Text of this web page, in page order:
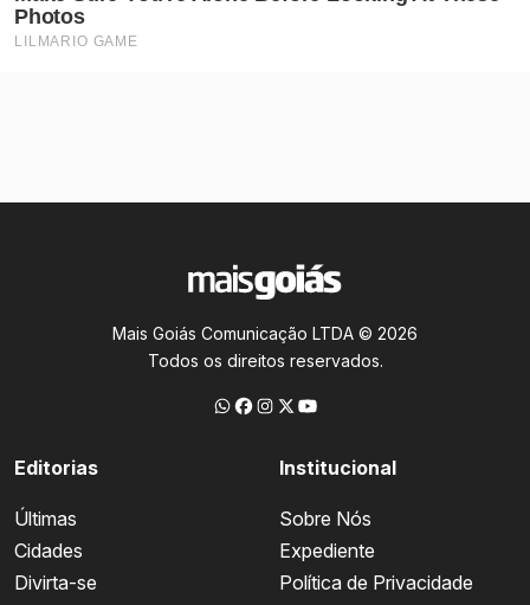
Mais Goiás Comunicação LTDA © 2026
Todos os direitos reservados.
Editorias
Últimas
Cidades
Divirta-se
Institucional
Sobre Nós
Expediente
Política de Privacidade